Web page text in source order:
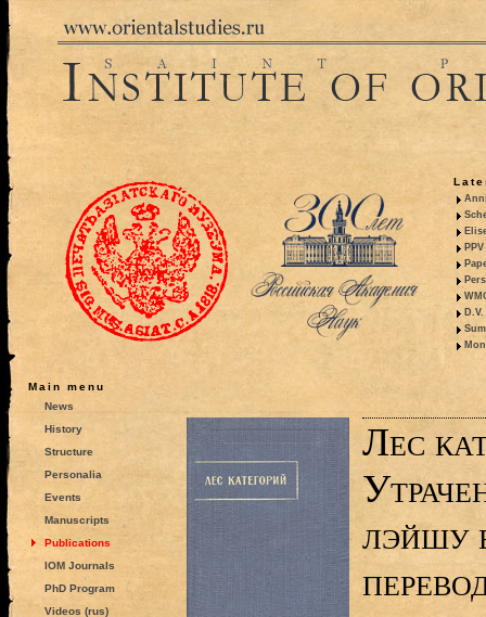
Main menu
News
History
Structure
Personalia
Events
Manuscripts
Publications
IOM Journals
PhD Program
Videos (rus)
Лес
лэйшу